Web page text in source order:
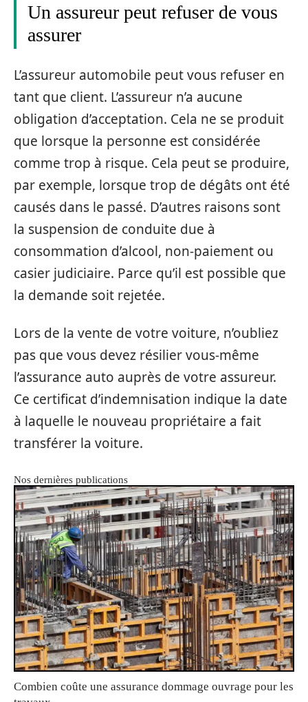
Un assureur peut refuser de vous
assurer
L’assureur automobile peut vous refuser en
tant que client. L’assureur n’a aucune
obligation d’acceptation. Cela ne se produit
que lorsque la personne est considérée
comme trop à risque. Cela peut se produire,
par exemple, lorsque trop de dégâts ont été
causés dans le passé. D’autres raisons sont
la suspension de conduite due à
consommation d’alcool, non-paiement ou
casier judiciaire. Parce qu’il est possible que
la demande soit rejetée.
Lors de la vente de votre voiture, n’oubliez
pas que vous devez résilier vous-même
l’assurance auto auprès de votre assureur.
Ce certificat d’indemnisation indique la date
à laquelle le nouveau propriétaire a fait
transférer la voiture.
Nos dernières publications
Combien coûte une assurance dommage ouvrage pour les